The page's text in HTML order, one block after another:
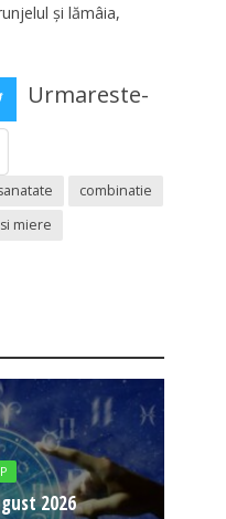
și lămâia,
Urmareste-
combinatie
miere
2026